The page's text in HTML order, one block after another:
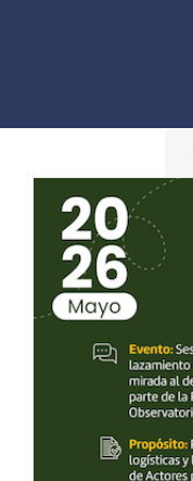
PDD
ODS
POD
Repositorio
Geovisores